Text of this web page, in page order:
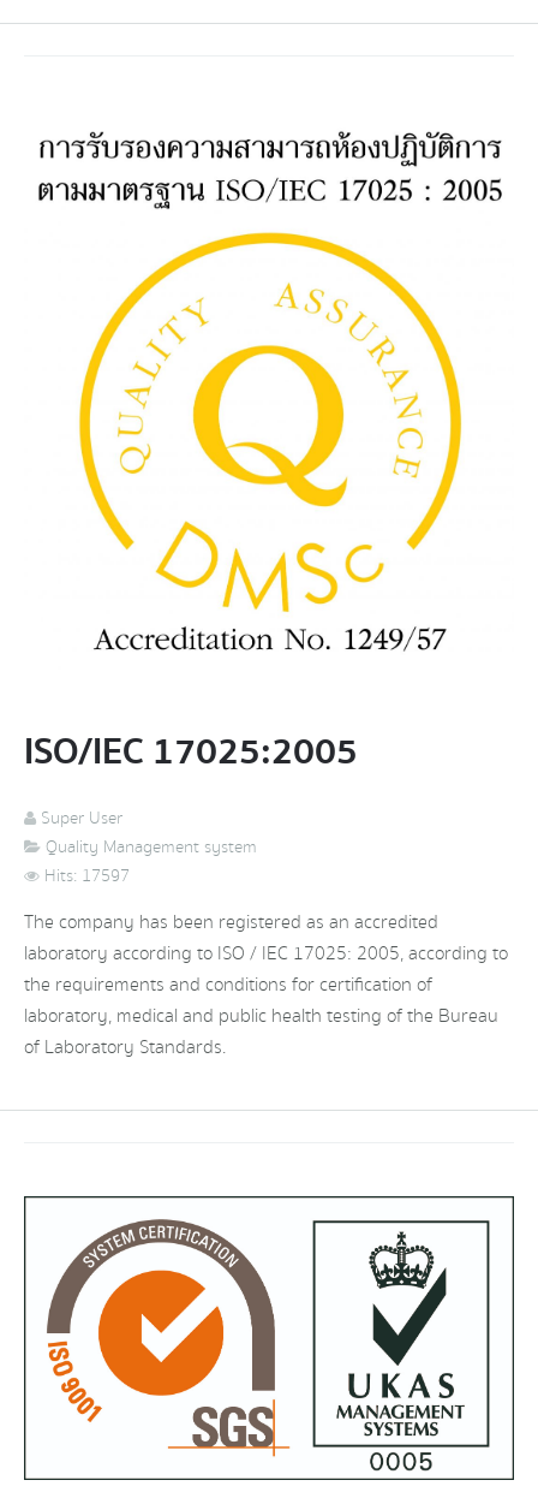
ISO/IEC 17025:2005
Super User
Quality Management system
Hits: 17597
The company has been registered as an accredited
laboratory according to ISO / IEC 17025: 2005, according to
the requirements and conditions for certification of
laboratory, medical and public health testing of the Bureau
of Laboratory Standards.